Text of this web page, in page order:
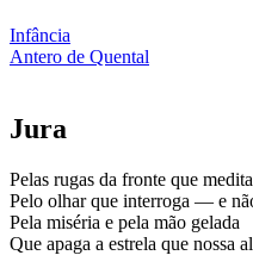
Infância
Antero de Quental
Jura
Pelas rugas da fronte que
Pelo olhar que interroga — e
Pela miséria e pela mão gelada
Que apaga a estrela que nossa